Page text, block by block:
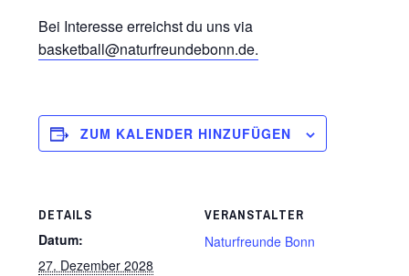
Bei Interesse erreichst du uns via
basketball@naturfreundebonn.de.
ZUM KALENDER HINZUFÜGEN
DETAILS
Datum:
27. Dezember 2028
VERANSTALTER
Naturfreunde Bonn